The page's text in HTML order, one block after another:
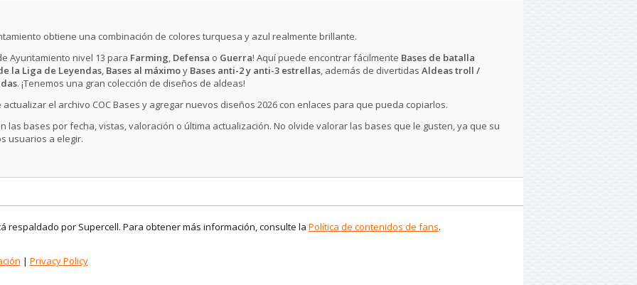
obtiene una combinación de colores turquesa y azul realmente brillante.
Ayuntamiento nivel 13 para Farming, Defensa o Guerra! Aquí puede encontrar fácilmente Bases de batalla
la Liga de Leyendas, Bases al máximoy Bases anti-2 y anti-3 estrellas, además de divertidas Aldeas troll /
. ¡Tenemos una gran colección de diseños de aldeas!
el archivo COC Bases y agregar nuevos diseños 2026 con enlaces para que pueda copiarlos.
las bases por fecha, vistas, valoración o última actualización. No olvide valorar las bases que le gusten, ya que su
usuarios a elegir.
respaldado por Supercell. Para obtener más información, consulte la Política de contenidos de fans.
| Privacy Policy